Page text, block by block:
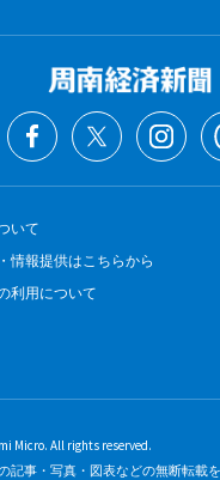
いて
情報提供はこちらから
利用について
Micro. All rights reserved.
記事・写真・図表などの無断転載